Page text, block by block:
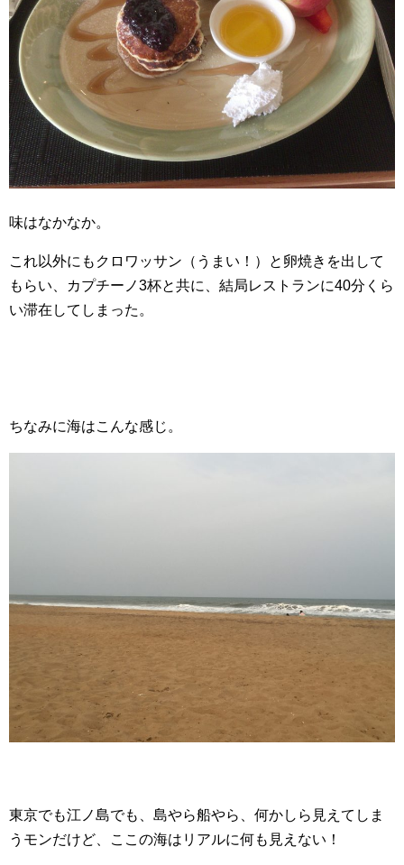
味はなかなか。
これ以外にもクロワッサン（うまい！）と卵焼きを出して
もらい、カプチーノ3杯と共に、結局レストランに40分くら
い滞在してしまった。
ちなみに海はこんな感じ。
東京でも江ノ島でも、島やら船やら、何かしら見えてしま
うモンだけど、ここの海はリアルに何も見えない！